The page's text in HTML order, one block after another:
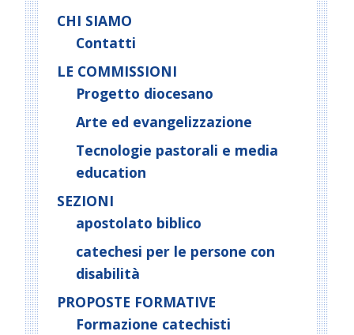
CHI SIAMO
Contatti
LE COMMISSIONI
Progetto diocesano
Arte ed evangelizzazione
Tecnologie pastorali e media
education
SEZIONI
apostolato biblico
catechesi per le persone con
disabilità
PROPOSTE FORMATIVE
Formazione catechisti